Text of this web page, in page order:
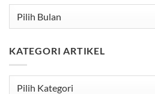
KATEGORI ARTIKEL